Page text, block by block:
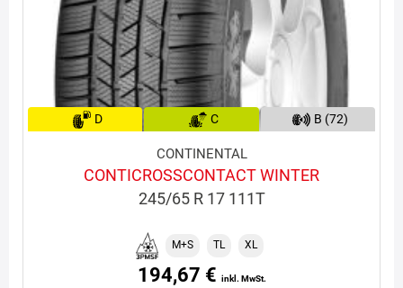
D C B (72)
CONTINENTAL
CONTICROSSCONTACT WINTER
245/65 R 17 111T
M+S TL XL
194,67 € inkl. MwSt.